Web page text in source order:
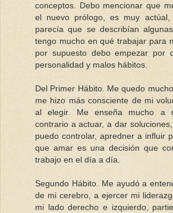
conceptos. Debo mencionar que
el nuevo prólogo, es muy
parecía que se describían
tengo mucho en qué trabajar para
por supuesto debo empezar por
personalidad y malos hábitos.
Del Primer Hábito. Me quedo
me hizo más consciente de mi
al elegir. Me enseña mucho a
contrario a actuar, a dar
puedo controlar, apredner a influir
que amar es una decisión que
trabajo en el día a día.
Segundo Hábito. Me ayudó a
de mi cerebro, a ejercer mi
mi lado derecho e izquierdo,